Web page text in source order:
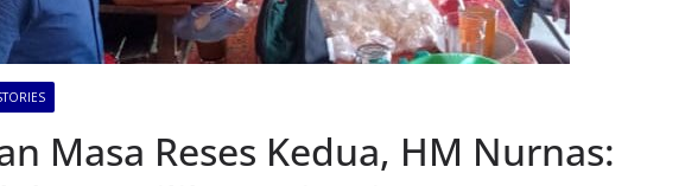
Masa Reses Kedua, HM Nurnas: